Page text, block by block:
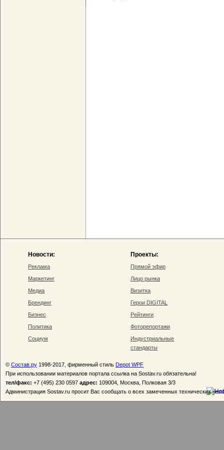
Новости:
Реклама
Маркетинг
Медиа
Брендинг
Бизнес
Политика
Социум
Проекты:
Прямой эфир
Лицо рынка
Визитка
Герои DIGITAL
Рейтинги
Фоторепортажи
Индустриальные
стандарты
© Состав.ру 1998-2017, фирменный стиль Depot WPF
При использовании материалов портала ссылка на Sostav.ru обязательна!
тел/факс: +7 (495) 230 0597 адрес: 109004, Москва, Полковая 3/3
Администрация Sostav.ru просит Вас сообщать о всех замеченных технических